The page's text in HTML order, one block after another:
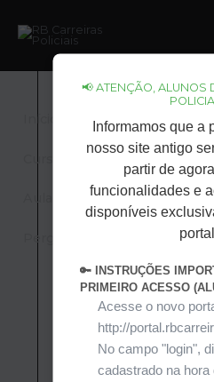
para
conteúdo
Cursos
Aulas ao vivo
Pergunte a IA
Policia Civil de
Curso Teórico
📢 ATENÇÃO, ALUNOS
Informamos que a
nosso site antigo
partir de
funcionalidades e
disponíveis
🔑 INSTRUÇÕES
PRIMEIRO ACESSO
Acesse o novo
http://
No campo "login",
cadastrado na hora